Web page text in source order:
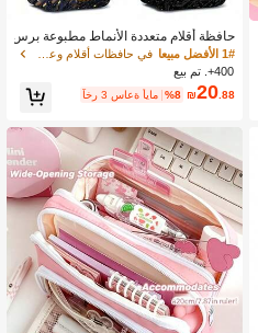
حافظة أقلام متعددة الأنماط مطبوعة برس
ومات كرة القدم، للجنسين، صندوق قرط
اسية ذو طبقتين بغطاء قابل للطي، يمكن
أن تستوعب الأقلام والمفاتيح والهواتف وا
لعملات المعدنية، للعودة إلى المدرسة
1# الأفضل مبيعا
400+. تم بيع
₪20.88
%8 آخر 3 ساعة أيام